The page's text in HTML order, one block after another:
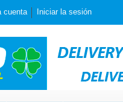
cuenta Iniciar la sesión